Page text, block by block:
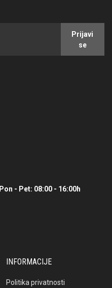
Prijavi
se
Pon - Pet: 08:00 - 16:00h
INFORMACIJE
Politika privatnosti